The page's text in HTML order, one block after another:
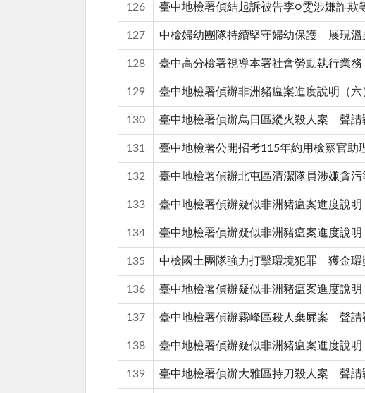
126 臺中地檢署偵結起訴被告李○雯涉嫌詐欺
127 中檢婦幼團隊持續堅守婦幼保護 展現溫
128 臺中高分檢署視導本署社會勞動執行業
129 臺中地檢署偵辦非洲豬瘟案進度說明（六
130 臺中地檢署偵辦烏日區縱火殺人案 聲請
131 臺中地檢署公開招考115年約用檢察官
132 臺中地檢署偵辦北屯區清潔隊員涉嫌貪
133 臺中地檢署偵辦疑似非洲豬瘟案進度說明
134 臺中地檢署偵辦疑似非洲豬瘟案進度說明
135 中檢國土團隊強力打擊環境犯罪 獲金環
136 臺中地檢署偵辦疑似非洲豬瘟案進度說明
137 臺中地檢署偵辦霧峰區殺人棄屍案 聲請
138 臺中地檢署偵辦疑似非洲豬瘟案進度說明
139 臺中地檢署偵辦大雅區持刀殺人案 聲請